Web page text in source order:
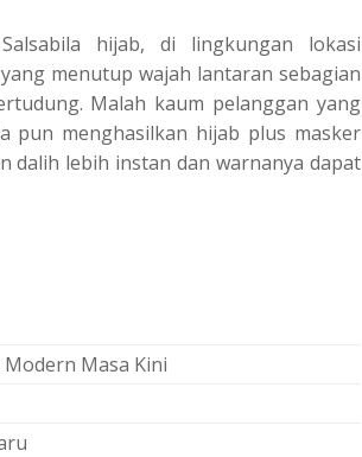
hijab, di lingkungan lokasi
menutup wajah lantaran sebagian
Malah kaum pelanggan yang
pun menghasilkan hijab plus masker
dalih lebih instan dan warnanya dapat
Modern Masa Kini